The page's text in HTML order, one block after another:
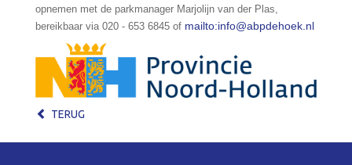
opnemen met de parkmanager Marjolijn van der Plas,
bereikbaar via 020 - 653 6845 of mailto:info@abpdehoek.nl
TERUG